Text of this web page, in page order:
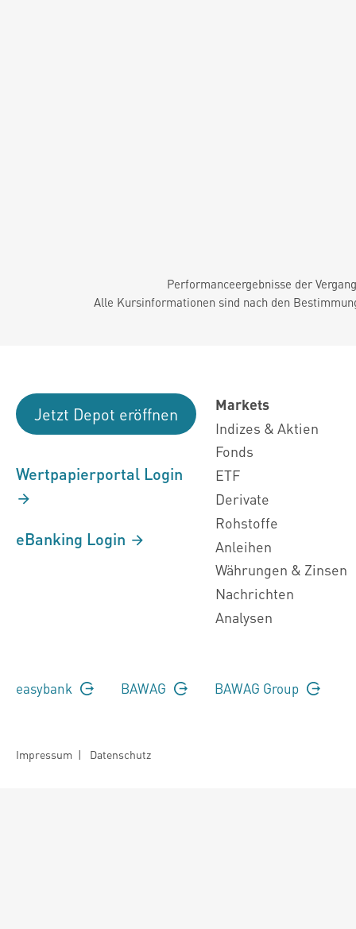
Performanceergebnisse der
Alle Kursinformationen sind nach den
Jetzt Depot eröffnen
Wertpapierportal Login
eBanking Login
Markets
Indizes & Aktien
Fonds
ETF
Derivate
Rohstoffe
Anleihen
Währungen & Zinsen
Nachrichten
Analysen
easybank BAWAG BAWAG Group
Impressum | Datenschutz